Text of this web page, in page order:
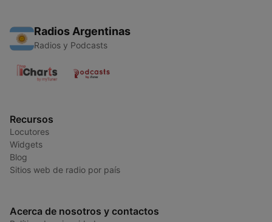
Radios Argentinas
Radios y Podcasts
Recursos
Locutores
Widgets
Blog
Sitios web de radio por país
Acerca de nosotros y contactos